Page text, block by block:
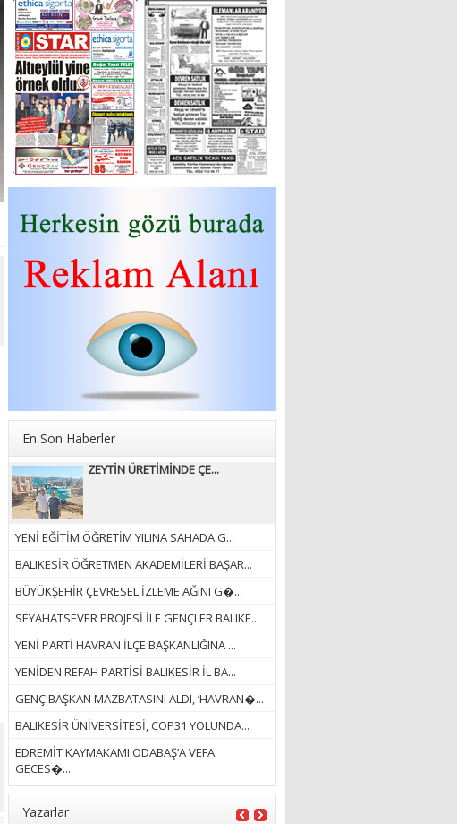
En Son Haberler
ZEYTİN ÜRETİMİNDE ÇE...
YENİ EĞİTİM ÖĞRETİM YILINA SAHADA G...
BALIKESİR ÖĞRETMEN AKADEMİLERİ BAŞAR...
BÜYÜKŞEHİR ÇEVRESEL İZLEME AĞINI G�...
SEYAHATSEVER PROJESİ İLE GENÇLER BALIKE...
YENİ PARTİ HAVRAN İLÇE BAŞKANLIĞINA ...
YENİDEN REFAH PARTİSİ BALIKESİR İL BA...
GENÇ BAŞKAN MAZBATASINI ALDI, ‘HAVRAN�...
BALIKESİR ÜNİVERSİTESİ, COP31 YOLUNDA...
EDREMİT KAYMAKAMI ODABAŞ’A VEFA
GECES�...
Yazarlar
Sibel Atam
“18 Mart Çanakkale
Anlıyoruz?
18/03/2024
Aleyna Gürsoy
“GELİŞ VE GİDİŞLERİN
ARASINDA...”
07/04/2026
Fatma Zehra Köseley
MUSTAFA KEMALİN
“BEDEN VE RUH
BÜTÜNLÜĞÜ...”
18/03/2023
İlknur Solmaz Çoban
“DOĞANIN GÜLEÇ
YAĞMURLARINI
ÖZLERKEN…”
Fatma Aker
“Ne çok şey oldu
unutulmaması gereken”